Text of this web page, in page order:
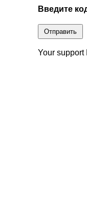
Введите
Отправить
Your